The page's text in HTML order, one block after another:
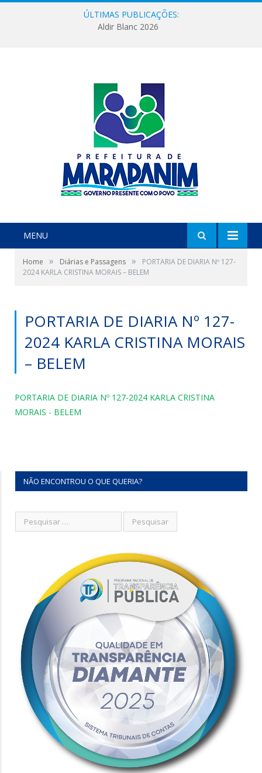
ÚLTIMAS PUBLICAÇÕES:
Aldir Blanc 2026
MENU
Home » Diárias e Passagens »
PORTARIA DE DIARIA Nº 127-
2024 KARLA CRISTINA MORAIS – BELEM
PORTARIA DE DIARIA Nº 127-
2024 KARLA CRISTINA MORAIS
– BELEM
PORTARIA DE DIARIA Nº 127-2024 KARLA CRISTINA
MORAIS - BELEM
NÃO ENCONTROU O QUE QUERIA?